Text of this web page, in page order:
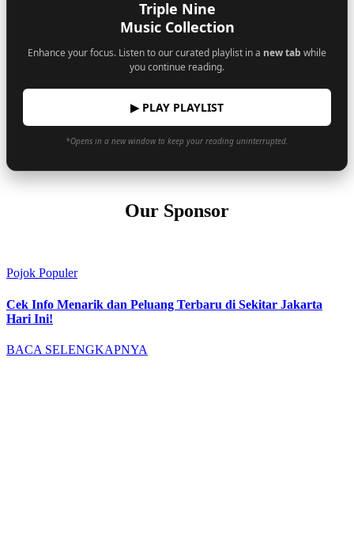
Triple Nine
Music Collection
Enhance your focus. Listen to our curated playlist in a new tab while
you continue reading.
▶ PLAY PLAYLIST
*Opens in a new window to keep your reading uninterrupted.
Our Sponsor
Pojok Populer
Cek Info Menarik dan Peluang Terbaru di Sekitar Jakarta
Hari Ini!
BACA SELENGKAPNYA